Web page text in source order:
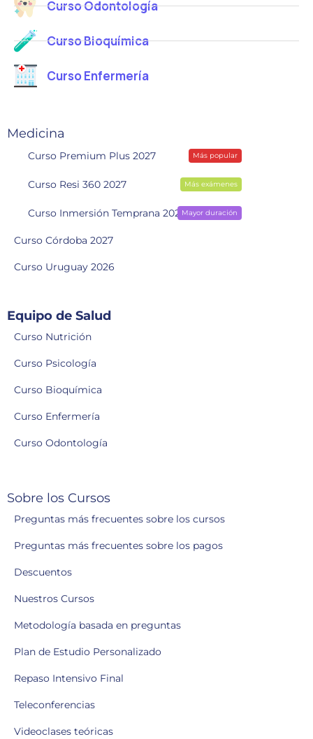
Curso Odontología
Curso Bioquímica
Curso Enfermería
Medicina
Curso Premium Plus 2027 Más popular
Curso Resi 360 2027 Más exámenes
Curso Inmersión Temprana 2028Mayor duración
Curso Córdoba 2027
Curso Uruguay 2026
Equipo de Salud
Curso Nutrición
Curso Psicología
Curso Bioquímica
Curso Enfermería
Curso Odontología
Sobre los Cursos
Preguntas más frecuentes sobre los cursos
Preguntas más frecuentes sobre los pagos
Descuentos
Nuestros Cursos
Metodología basada en preguntas
Plan de Estudio Personalizado
Repaso Intensivo Final
Teleconferencias
Videoclases teóricas